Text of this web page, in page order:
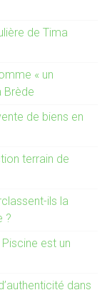
de Tima
« un
Brède
de biens en
terrain de
ils la
?
est un
dans